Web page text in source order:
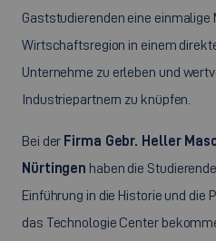
Gaststudierenden eine einmalige
Wirtschaftsregion in einem
Unternehme zu erleben und
Industriepartnern zu knüpfen.
Bei der Firma Gebr. Heller
Nürtingen haben die
Einführung in die Historie und die
das Technologie Center